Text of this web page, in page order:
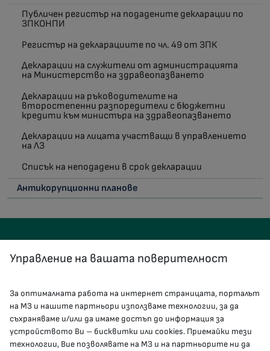
Публичен регистър на подадените декларации по
ЗПКОНПИ
Регистър на декларациите по чл. 49 от ЗПК
Декларации на служители от администрацията
на Министерство на здравеопазването
Декларации на ръководителите на
второстепенни разпоредители с бюджетни
кредити към министъра на здравеопазването
Декларации на лицата участващи в управлението
на ЛЗ
Списък на неподадени в срок декларации
Антикорупционни планове
КОНТАКТИ
гр.София, 1000, пл. „Света Неделя“ №5
Управление на вашата поверителност
За оптималната работа на интернет страницата, порталът
на МЗ и нашите партньори използваме технологии, за да
съхраняваме и/или да имаме достъп до информация за
устройството Ви – бисквитки или cookies. Приемайки тези
технологии, Вие позволявате на МЗ и на партньорите ни да